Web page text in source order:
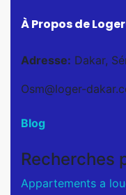
À Propos de
Adresse: Dakar,
Osm@loger-
Blog
Recherches
Appartements a